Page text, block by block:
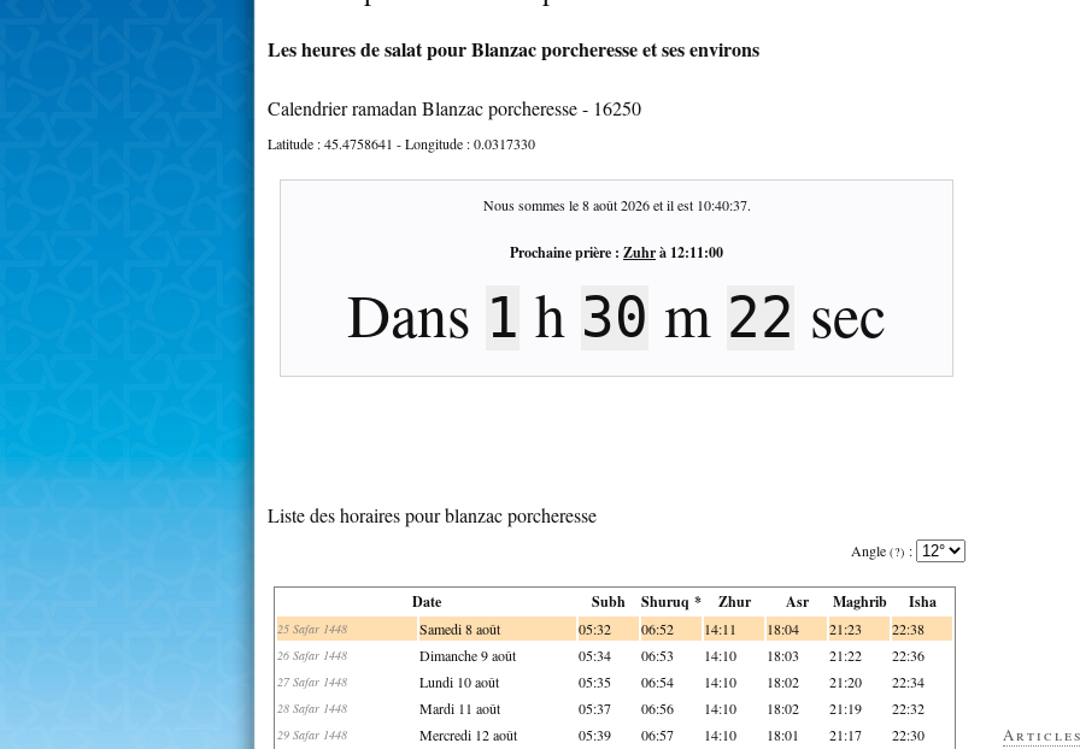
Les heures de salat pour Blanzac porcheresse et ses environs
Calendrier ramadan Blanzac porcheresse - 16250
Latitude :45.4758641 - Longitude :0.0317330
Nous sommes le8 août 2026et il est 10:40:38.
Prochaine prière : Zuhrà 12:11:00
Dans 1 h 30 m 21 sec
Liste des horaires pour blanzac porcheresse
Angle (?) :
Date Subh Shuruq * Zhur Asr Maghrib Isha
25 Safar 1448 Samedi 8 août 05:32 06:52 14:11 18:04 21:23 22:38
26 Safar 1448 Dimanche 9 août 05:34 06:53 14:10 18:03 21:22 22:36
27 Safar 1448 Lundi 10 août 05:35 06:54 14:10 18:02 21:20 22:34
28 Safar 1448 Mardi 11 août 05:37 06:56 14:10 18:02 21:19 22:32
29 Safar 1448 Mercredi 12 août 05:39 06:57 14:10 18:01 21:17 22:30